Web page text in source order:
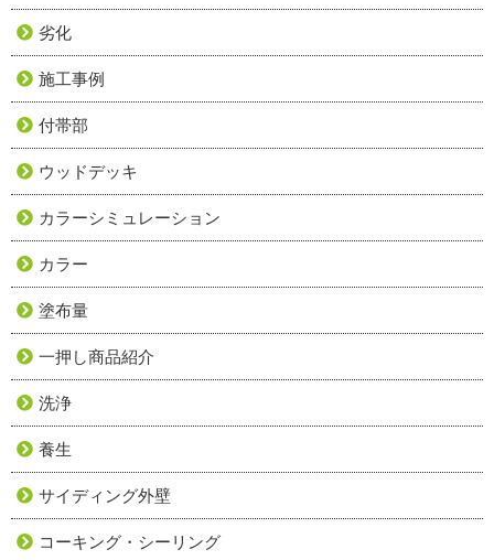
劣化
施工事例
付帯部
ウッドデッキ
カラーシミュレーション
カラー
塗布量
一押し商品紹介
洗浄
養生
サイディング外壁
コーキング・シーリング